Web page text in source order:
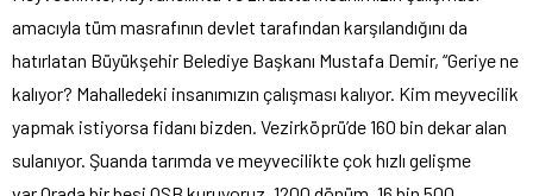
amacıyla tüm masrafının devlet tarafından karşılandığını da
hatırlatan Büyükşehir Belediye Başkanı Mustafa Demir, “Geriye ne
kalıyor? Mahalledeki insanımızın çalışması kalıyor. Kim meyvecilik
yapmak istiyorsa fidanı bizden. Vezirköprü’de 160 bin dekar alan
sulanıyor. Şuanda tarımda ve meyvecilikte çok hızlı gelişme